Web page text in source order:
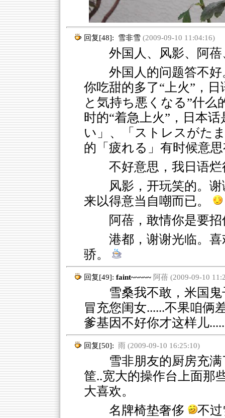
回复[48]: 雪非雪(2009-09-10 11:04:16)
外国人、风影、阿蓓
外国人的问题答不
你吃甜的多了“上火”，
と気持ち悪くなる”什么
时的“着急上火”，日本
い」、「ストレスがた
的「疲れる」有时候意
不好意思，我日语
风影，开玩笑的。
来以得意当自嘲而已。
阿蓓，敢情你是要
港都，谢谢光临。
骄。
回复[49]: faint~~~~~ 阿蓓 (2009-09-10
雪桑我不敢，米国鬼
冒充您闺女......不果咱俩
爹基因不好你才这样儿
回复[50]: 雨 (2009-09-10 16:25:10)
雪非朋友的厨房充满
筐..宽大的操作台上面那
大喜欢。
名牌椅垫奢侈
不